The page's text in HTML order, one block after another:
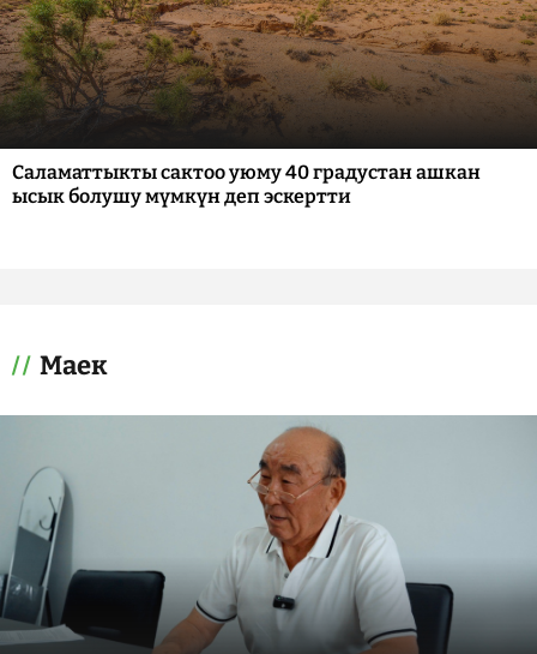
Саламаттыкты сактоо уюму 40 градустан ашкан
ысык болушу мүмкүн деп эскертти
Маек